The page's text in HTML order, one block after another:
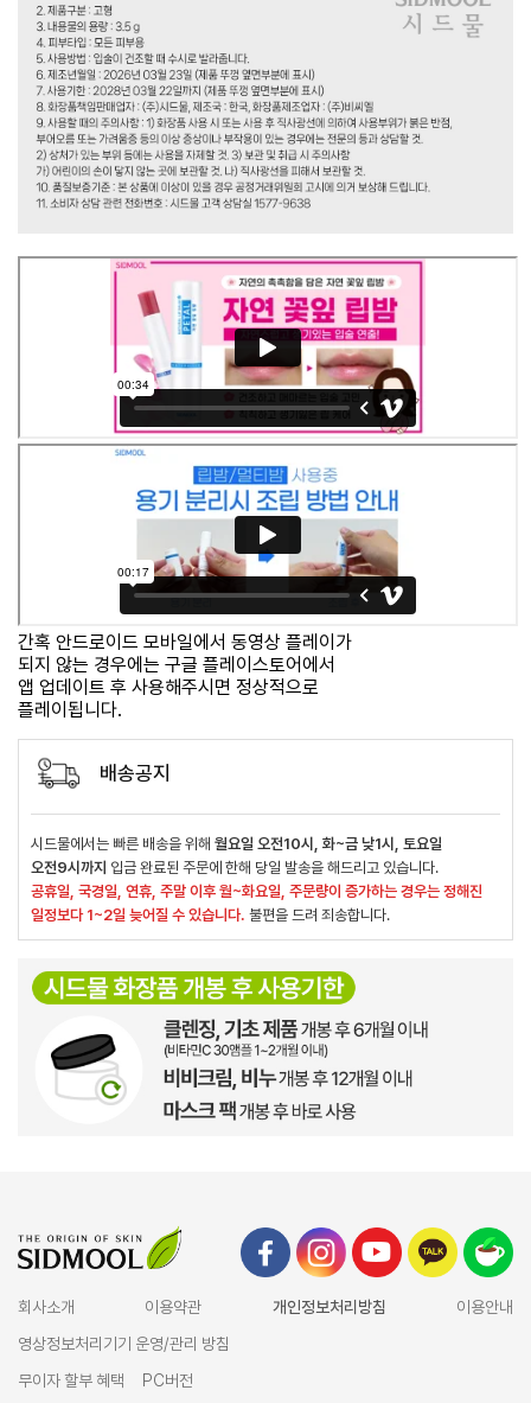
간혹 안드로이드 모바일에서 동영상 플레이가
되지 않는 경우에는 구글 플레이스토어에서
앱 업데이트 후 사용해주시면 정상적으로
플레이됩니다.
배송공지
시드물에서는 빠른 배송을 위해 월요일 오전10시, 화~금 낮1시, 토요일
오전9시까지 입금 완료된 주문에 한해 당일 발송을 해드리고 있습니다.
공휴일, 국경일, 연휴, 주말 이후 월~화요일, 주문량이 증가하는 경우는 정해진
일정보다 1~2일 늦어질 수 있습니다. 불편을 드려 죄송합니다.
회사소개 이용약관 개인정보처리방침
이용안내
영상정보처리기기 운영/관리 방침
무이자 할부 혜택
PC버전